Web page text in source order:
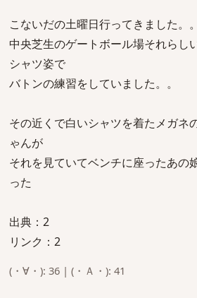
こないだの土曜日行ってきました。。
中央芝生のゲートボール場それらし
シャツ姿で
バトンの練習をしていました。。
その近くで白いシャツを着たメガネ
ゃんが
それを見ていてベンチに座ったあの
った
出典：2
リンク：2
(・∀・): 36 | (・Ａ・): 41